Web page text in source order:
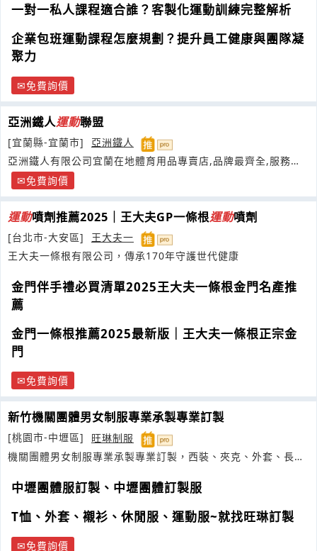
一對一私人課程適合誰？客製化運動訓練完整解析
企業包班運動課程怎麼規劃？提升員工健康與團隊凝
聚力
免費詢價
亞洲鐵人運動聯盟
[宜蘭縣-宜蘭市]
亞洲鐵人
亞洲鐵人有限公司宜蘭在地體育用品專賣店,品牌最齊全,服務最
優質免費詢價
運動噴劑推薦2025｜王大夫GP一條根運動噴劑
[台北市-大安區]
王大夫一
王大夫一條根有限公司，傳承170年守護世代健康
金門伴手禮必買清單2025王大夫一條根金門名產推
薦
金門一條根推薦2025最新版｜王大夫一條根正宗金
門
免費詢價
新竹機關團體男女制服專業承製專業訂製
[桃園市-中壢區]
旺琳制服
機關團體男女制服專業承製專業訂製，西裝、夾克、外套、長
中壢團體服訂製、中壢團體訂製服
T恤、外套、襯衫、休閒服、運動服~就找旺琳訂製
免費詢價